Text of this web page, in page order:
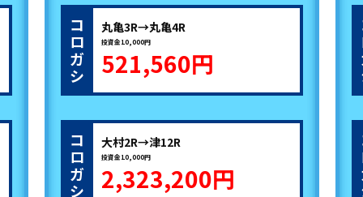
コ
ロ
ガ
シ
丸亀3R→丸亀4R
投資金10,000円
521,560円
コ
ロ
ガ
シ
大村2R→津12R
投資金10,000円
2,323,200円